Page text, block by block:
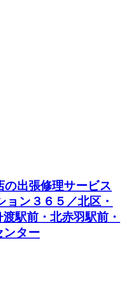
出張修理サービス
ン３６５／北区・
駅前・北赤羽駅前・
ンター